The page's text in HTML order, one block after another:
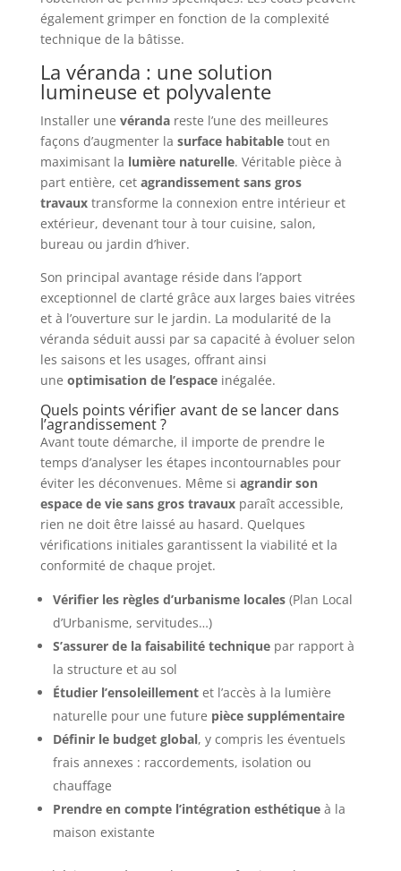
également grimper en fonction de la complexité
technique de la bâtisse.
La véranda : une solution
lumineuse et polyvalente
Installer une vérandareste l’une des meilleures
façons d’augmenter la surface habitabletout en
maximisant la lumière naturelle. Véritable pièce à
part entière, cet agrandissement sans gros
travauxtransforme la connexion entre intérieur et
extérieur, devenant tour à tour cuisine, salon,
bureau ou jardin d’hiver.
Son principal avantage réside dans l’apport
exceptionnel de clarté grâce aux larges baies vitrées
et à l’ouverture sur le jardin. La modularité de la
véranda séduit aussi par sa capacité à évoluer selon
les saisons et les usages, offrant ainsi
une optimisation de l’espaceinégalée.
Quels points vérifier avant de se lancer dans
l’agrandissement ?
Avant toute démarche, il importe de prendre le
temps d’analyser les étapes incontournables pour
éviter les déconvenues. Même si agrandir son
espace de vie sans gros travauxparaît accessible,
rien ne doit être laissé au hasard. Quelques
vérifications initiales garantissent la viabilité et la
conformité de chaque projet.
Vérifier les règles d’urbanisme locales(Plan Local
d’Urbanisme, servitudes…)
S’assurer de la faisabilité techniquepar rapport à
la structure et au sol
Étudier l’ensoleillementet l’accès à la lumière
naturelle pour une future pièce supplémentaire
Définir le budget global, y compris les éventuels
frais annexes : raccordements, isolation ou
chauffage
Prendre en compte l’intégration esthétiqueà la
maison existante